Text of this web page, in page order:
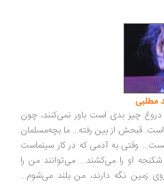
بدی است باور نمی‌کنند، چون
از بین رفته... ما بچه‌مسلمان
به آدمی که در کار سینماست
او را می‌کشند... می‌توانند من را
نگه دارند، من بلند می‌شوم...